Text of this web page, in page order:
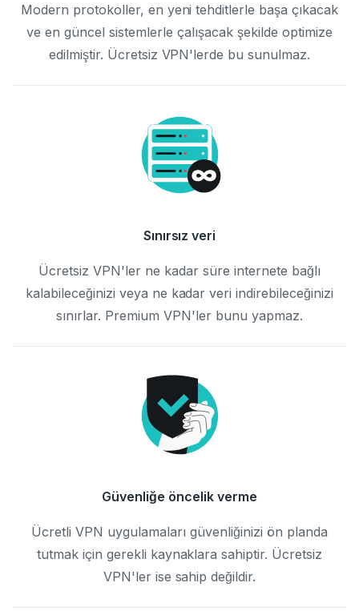
Modern protokoller, en yeni tehditlerle başa çıkacak
ve en güncel sistemlerle çalışacak şekilde optimize
edilmiştir. Ücretsiz VPN'lerde bu sunulmaz.
Sınırsız veri
Ücretsiz VPN'ler ne kadar süre internete bağlı
kalabileceğinizi veya ne kadar veri indirebileceğinizi
sınırlar. Premium VPN'ler bunu yapmaz.
Güvenliğe öncelik verme
Ücretli VPN uygulamaları güvenliğinizi ön planda
tutmak için gerekli kaynaklara sahiptir. Ücretsiz
VPN'ler ise sahip değildir.